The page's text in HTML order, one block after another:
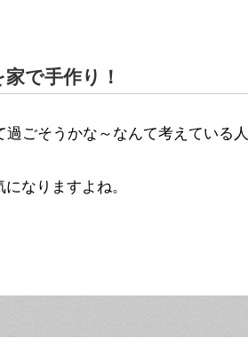
で手作り！
ごそうかな～なんて考えている人
なりますよね。